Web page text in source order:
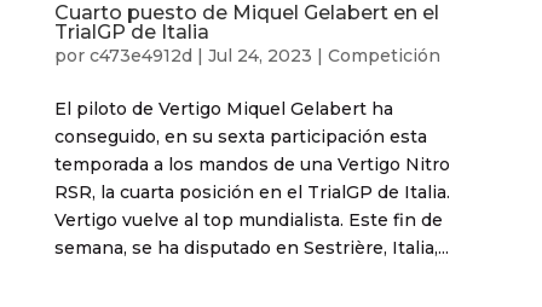
Cuarto puesto de Miquel Gelabert en el
TrialGP de Italia
por c473e4912d | Jul 24, 2023 | Competición
El piloto de Vertigo Miquel Gelabert ha
conseguido, en su sexta participación esta
temporada a los mandos de una Vertigo Nitro
RSR, la cuarta posición en el TrialGP de Italia.
Vertigo vuelve al top mundialista. Este fin de
semana, se ha disputado en Sestrière, Italia,...